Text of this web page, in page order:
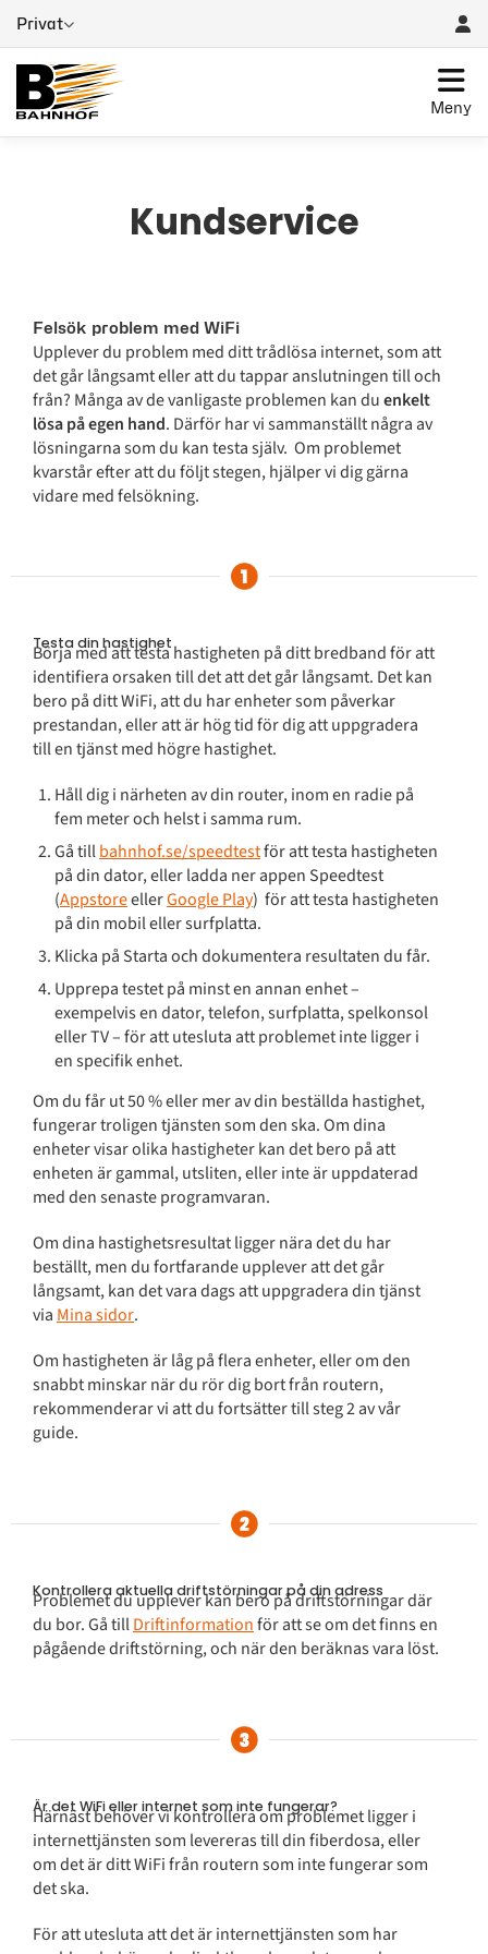
Privat
Meny
Kundservice
Felsök problem med WiFi
Upplever du problem med ditt trådlösa internet, som att
det går långsamt eller att du tappar anslutningen till och
från? Många av de vanligaste problemen kan duenkelt
lösa på egen hand. Därför har vi sammanställt några av
lösningarna som du kan testa själv. Om problemet
kvarstår efter att du följt stegen, hjälper vi dig gärna
vidare med felsökning.
Testa din hastighet
Börja med att testa hastigheten på ditt bredband för att
identifiera orsaken till det att det går långsamt. Det kan
bero på ditt WiFi, att du har enheter som påverkar
prestandan, eller att är hög tid för dig att uppgradera
till en tjänst med högre hastighet.
Håll dig i närheten av din router, inom en radie på
fem meter och helst i samma rum.
Gå tillbahnhof.se/speedtestför att testa hastigheten
på din dator, eller ladda ner appen Speedtest
(AppstoreellerGoogle Play) för att testa hastigheten
på din mobil eller surfplatta.
Klicka på Starta och dokumentera resultaten du får.
Upprepa testet på minst en annan enhet –
exempelvis en dator, telefon, surfplatta, spelkonsol
eller TV – för att utesluta att problemet inte ligger i
en specifik enhet.
Om du får ut 50 % eller mer av din beställda hastighet,
fungerar troligen tjänsten som den ska. Om dina
enheter visar olika hastigheter kan det bero på att
enheten är gammal, utsliten, eller inte är uppdaterad
med den senaste programvaran.
Om dina hastighetsresultat ligger nära det du har
beställt, men du fortfarande upplever att det går
långsamt, kan det vara dags att uppgradera din tjänst
viaMina sidor.
Om hastigheten är låg på flera enheter, eller om den
snabbt minskar när du rör dig bort från routern,
rekommenderar vi att du fortsätter till steg 2 av vår
guide.
Kontrollera aktuella driftstörningar på din adress
Problemet du upplever kan bero på driftstörningar där
du bor. Gå tillDriftinformationför att se om det finns en
pågående driftstörning, och när den beräknas vara löst.
Är det WiFi eller internet som inte fungerar?
Härnäst behöver vi kontrollera om problemet ligger i
internettjänsten som levereras till din fiberdosa, eller
om det är ditt WiFi från routern som inte fungerar som
det ska.
För att utesluta att det är internettjänsten som har